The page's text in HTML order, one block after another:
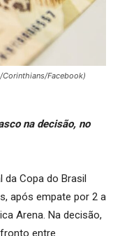
Corinthians/Facebook)
na decisão, no
da Copa do Brasil
após empate por 2 a
Arena. Na decisão,
entre